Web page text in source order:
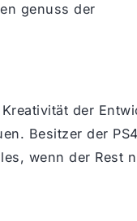
genuss der
der
Besitzer der PS4
wenn der Rest